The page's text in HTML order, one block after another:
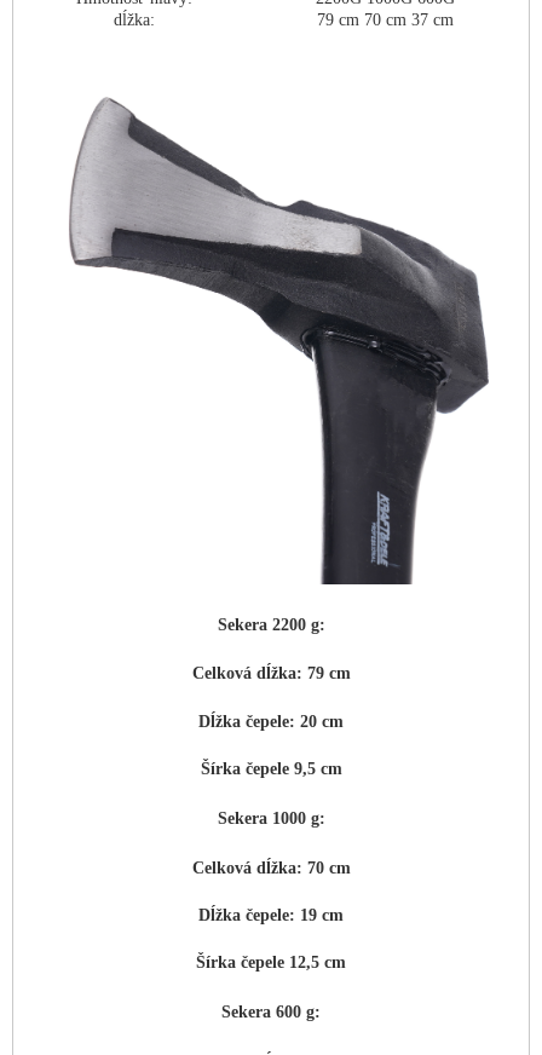
dĺžka:
79 cm 70 cm 37 cm
Sekera 2200 g:
Celková dĺžka: 79 cm
Dĺžka čepele: 20 cm
Šírka čepele 9,5 cm
Sekera 1000 g:
Celková dĺžka: 70 cm
Dĺžka čepele: 19 cm
Šírka čepele 12,5 cm
Sekera 600 g: